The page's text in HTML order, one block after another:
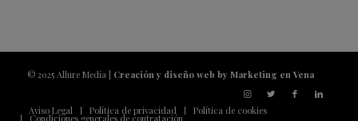
© 2025 Allure Media | Creación y diseño web by Marketing en Vena
Aviso Legal Política de privacidad Política de cookies
Condiciones generales de contratación